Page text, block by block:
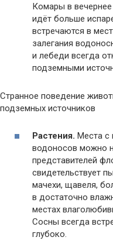
Комары в
идёт больше
встречаются в
залегания
и лебеди всегда
подземными
Странное поведение
подземных источников
Растения. Места с
водоносов можно
представителей
свидетельствует
мачехи, щавеля,
в достаточно
местах
Сосны всегда
глубоко.